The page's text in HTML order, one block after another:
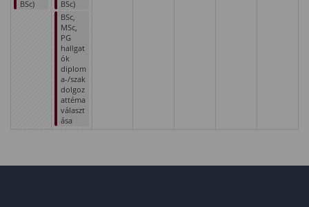
BSc)
BSc)
BSc,
MSc,
PG
hallgat
ók
diplom
a-/szak
dolgoz
attéma
választ
ása